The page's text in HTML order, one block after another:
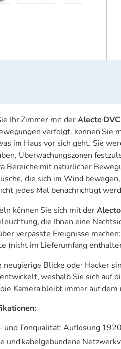
Ihr Zimmer mit derAlecto
verfolgt, können Sie
im Haus vor sich geht. Sie
Überwachungszonen
Bereiche mit natürlicher
die sich im Wind
jedes Mal benachrichtigt
können Sie sich mit der
die Ihnen eine
verpasste Ereignisse
(nicht im Lieferumfang
neugierige Blicke oder Hacker
weshalb Sie sich auf
Kamera bleibt immer auf dem
und Tonqualität: Auflösung
und kabelgebundene